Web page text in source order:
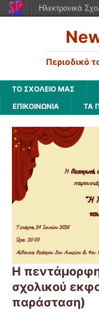
Περιοδικό
ΤΟ ΣΧΟΛΕΙΟ ΜΑΣ
ΕΠΙΚΟΙΝΩΝΙΑ
ΤΑ
Η
σχολικού
παράσταση)
Ηλεκτρονικά